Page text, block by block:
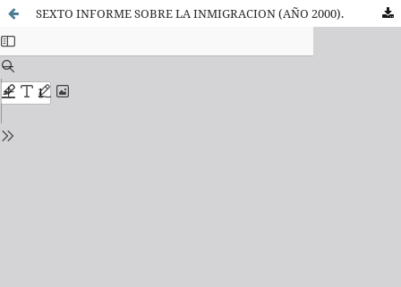
SEXTO INFORME SOBRE LA INMIGRACION (AÑO 2000).